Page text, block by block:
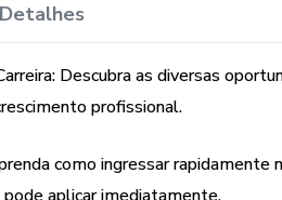
informados sobre melhores
incentivados a refletir sobre
se propõe a guiar aqueles
Detalhes
Descubra as diversas
profissional.
como ingressar